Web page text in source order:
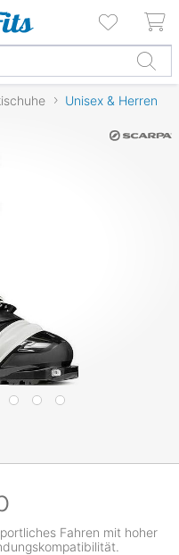
Unisex & Herren
Fahren mit hoher